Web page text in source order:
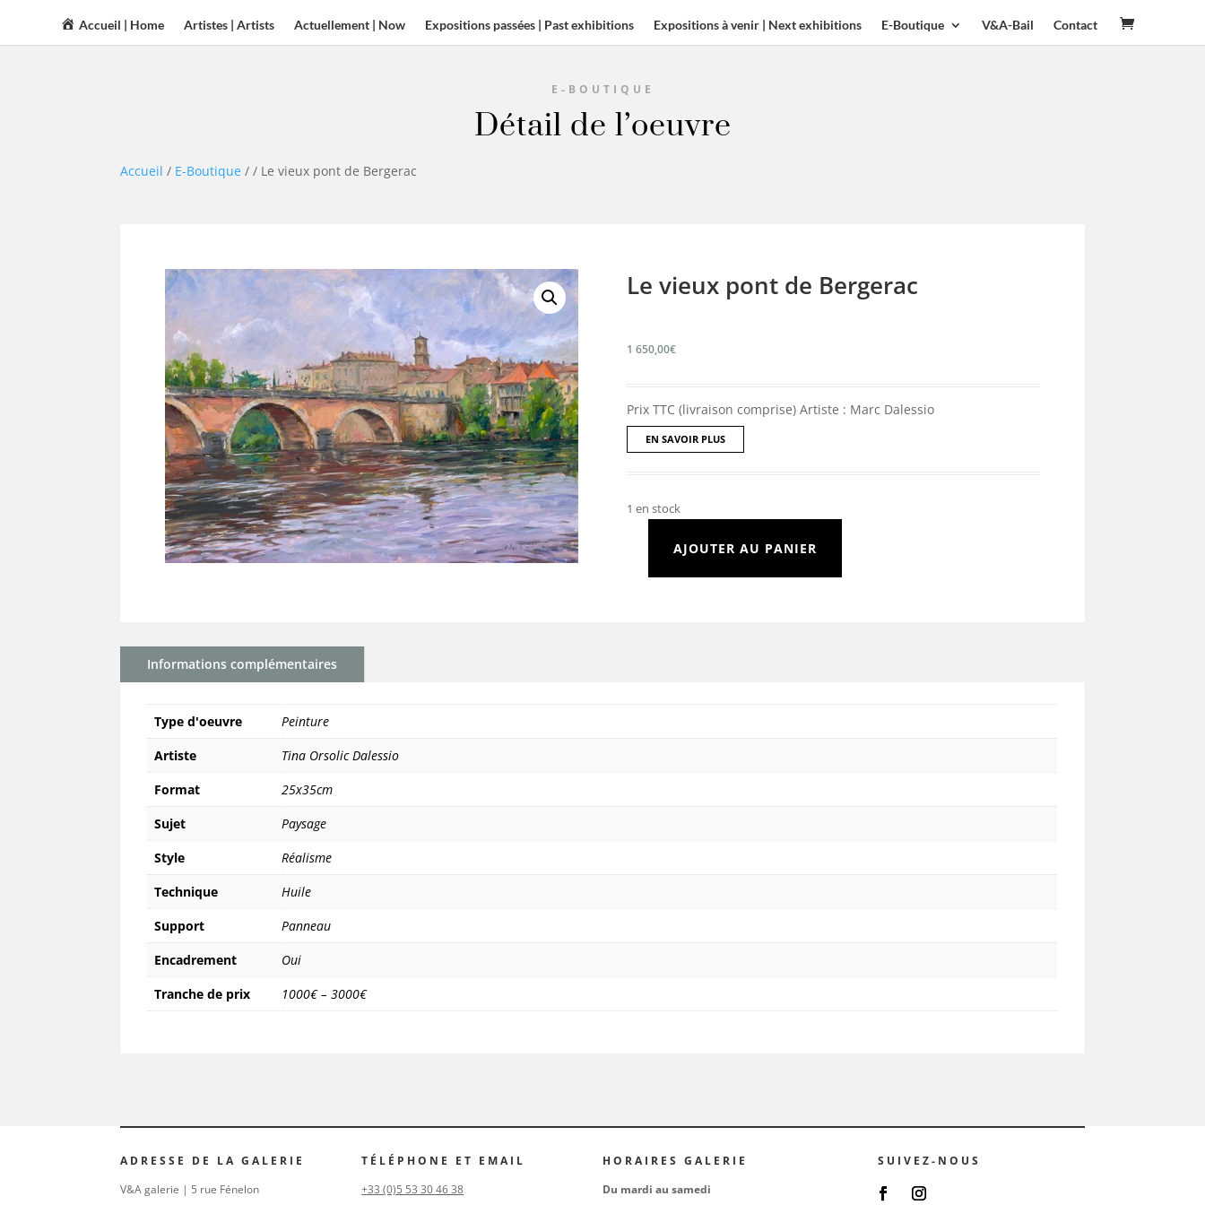
Accueil | Home Artistes | Artists Actuellement | Now Expositions passées | Past exhibitions Expositions à venir | Next exhibitions E-Boutique V&A-Bail Contact
E-BOUTIQUE
Détail de l’oeuvre
Accueil / E-Boutique // Le vieux pont de Bergerac
Le vieux pont de Bergerac
1 650,00€
Prix TTC (livraison comprise) Artiste : Marc Dalessio
EN SAVOIR PLUS
1 en stock
quantité
AJOUTER AU PANIER
Informations complémentaires
Type d'oeuvre
Peinture
Artiste
Tina Orsolic Dalessio
Format
25x35cm
Sujet
Paysage
Style
Réalisme
Technique
Huile
Support
Panneau
Encadrement
Oui
Tranche de prix
1000€ – 3000€
ADRESSE DE LA GALERIE
V&A galerie | 5 rue Fénelon
TÉLÉPHONE ET EMAIL
+33 (0)5 53 30 46 38
HORAIRES GALERIE
Du mardi au samedi
SUIVEZ-NOUS